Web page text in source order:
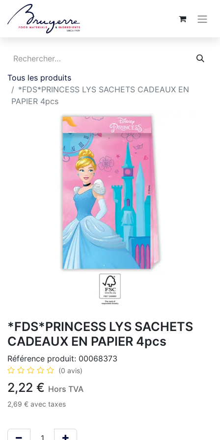
Tous les produits
*FDS*PRINCESS LYS SACHETS CADEAUX EN
PAPIER 4pcs
*FDS*PRINCESS LYS SACHETS
CADEAUX EN PAPIER 4pcs
Référence produit: 00068373
(0 avis)
2,22 € Hors TVA
2,69 € avec taxes